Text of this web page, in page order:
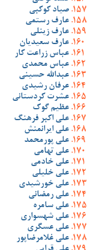
صیاد کوکبی
عارف رستمی
عارف زینلی
عارف سعیدیان
عباس زراعت کار
عباس محمدی
عبدالله حسینی
عرفان رشیدی
عشرت کردستانی
عظیم گوک
علی اکبر فرهنگ
علی ایرانمنش
علی پورمحمد
علی تهامی
علی خادمی
علی خلیلی
علی خورشیدی
علی رمضانی
علی سامره
علی شهسواری
علی عسگری
علی غلامرضاپور